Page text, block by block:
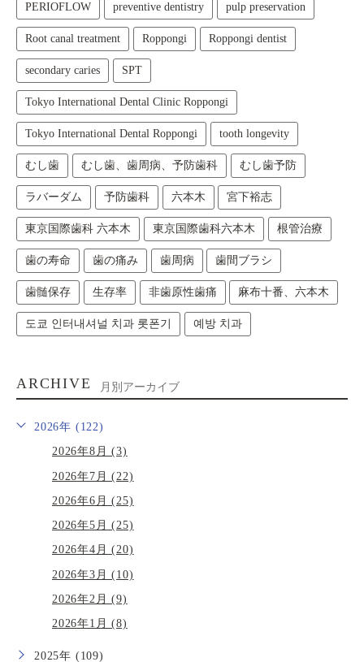
PERIOFLOW preventive dentistry pulp preservation
Root canal treatment Roppongi Roppongi dentist
secondary caries SPT
Tokyo International Dental Clinic Roppongi
Tokyo International Dental Roppongi tooth longevity
むし歯 むし歯、歯周病、予防歯科 むし歯予防
ラバーダム 予防歯科 六本木 宮下裕志
東京国際歯科 六本木 東京国際歯科六本木 根管治療
歯の寿命 歯の痛み 歯周病 歯間ブラシ
歯髄保存 生存率 非歯原性歯痛 麻布十番、六本木
도쿄 인터내셔널 치과 롯폰기 예방 치과
ARCHIVE 月別アーカイブ
2026年 (122)
2026年8月 (3)
2026年7月 (22)
2026年6月 (25)
2026年5月 (25)
2026年4月 (20)
2026年3月 (10)
2026年2月 (9)
2026年1月 (8)
2025年 (109)